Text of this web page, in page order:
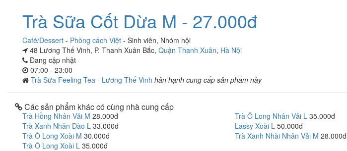
Trà Sữa Cốt Dừa M - 27.000đ
Café/Dessert - Phòng cách Việt - Sinh viên, Nhóm hội
48 Lương Thế Vinh, P. Thanh Xuân Bắc, Quận Thanh Xuân, Hà Nội
Đang cập nhật
07:00 - 23:00
Trà Sữa Feeling Tea - Lương Thế Vinh hân hạnh cung cấp sản phẩm này
Các sản phẩm khác có cùng nhà cung cấp
Trà Hồng Nhân Vải M 28.000đ Trà Ô Long Nhân Vải L 35.000đ
Trà Xanh Nhân Đào L 33.000đ Lassy Xoài L 50.000đ
Trà Ô Long Xoài M 30.000đ Trà Xanh Nhài Nhân Vải M 28.000đ
Trà Ô Long Xoài L 35.000đ